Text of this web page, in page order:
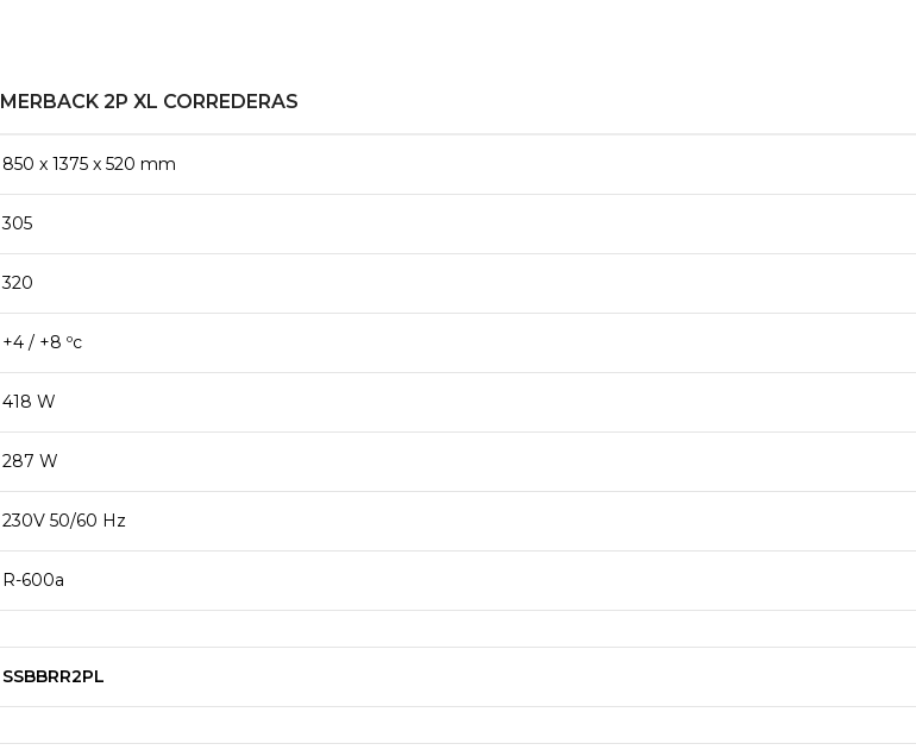
MERBACK 2P XL CORREDERAS
850 x 1375 x 520 mm
305
320
+4 / +8 ºc
418 W
287 W
230V 50/60 Hz
R-600a
SSBBRR2PL